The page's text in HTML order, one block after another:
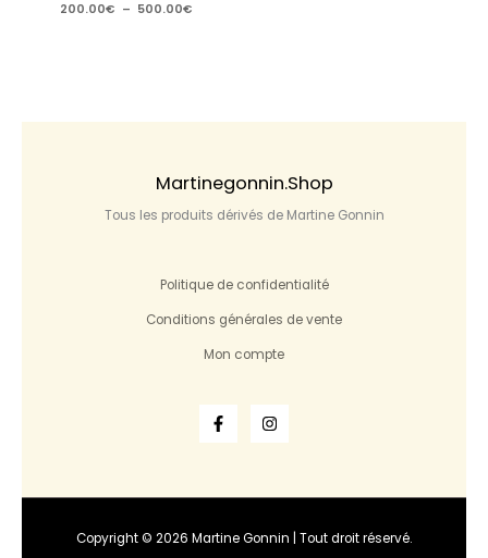
200.00€ – 500.00€
Martinegonnin.shop
Tous les produits dérivés de Martine Gonnin
Politique de confidentialité
Conditions générales de vente
Mon compte
Copyright © 2026 Martine Gonnin | Tout droit réservé.